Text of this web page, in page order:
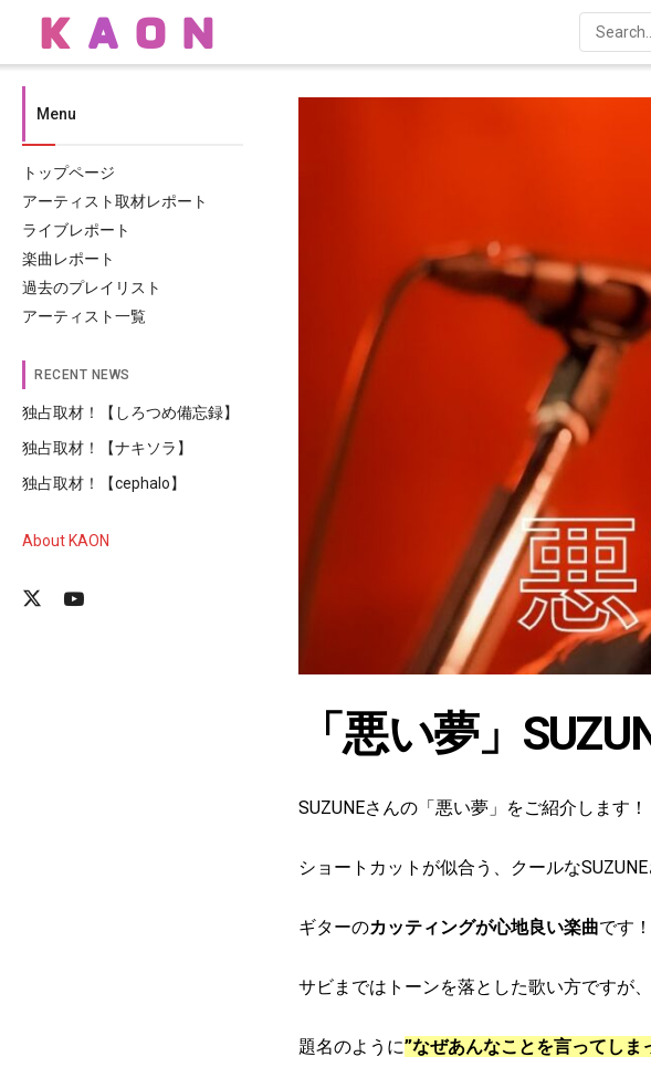
Menu
トップページ
アーティスト取材レポート
ライブレポート
楽曲レポート
過去のプレイリスト
アーティスト一覧
RECENT NEWS
独占取材！【しろつめ備忘録】
独占取材！【ナキソラ】
独占取材！【cephalo】
About KAON
「悪い夢」
SUZUNEさんの「悪い夢」をご紹介します！
ショートカットが似合う、クールなSUZUNE
ギターのカッティングが心地良い楽曲です！
サビまではトーンを落とした歌い方ですが
題名のように”なぜあんなことを言ってし